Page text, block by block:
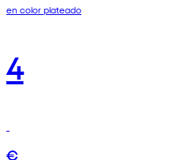
en color plateado
4
€